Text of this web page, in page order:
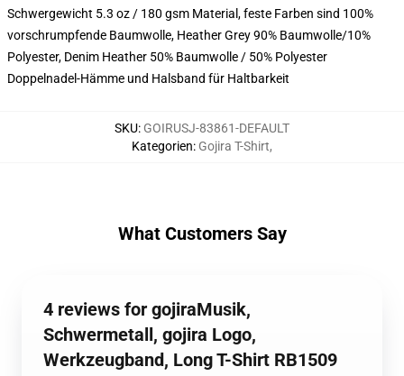
Schwergewicht 5.3 oz / 180 gsm Material, feste Farben sind 100%
vorschrumpfende Baumwolle, Heather Grey 90% Baumwolle/10%
Polyester, Denim Heather 50% Baumwolle / 50% Polyester
Doppelnadel-Hämme und Halsband für Haltbarkeit
SKU: GOIRUSJ-83861-DEFAULT
Kategorien: Gojira T-Shirt,
What Customers Say
4 reviews for gojiraMusik,
Schwermetall, gojira Logo,
Werkzeugband, Long T-Shirt RB1509